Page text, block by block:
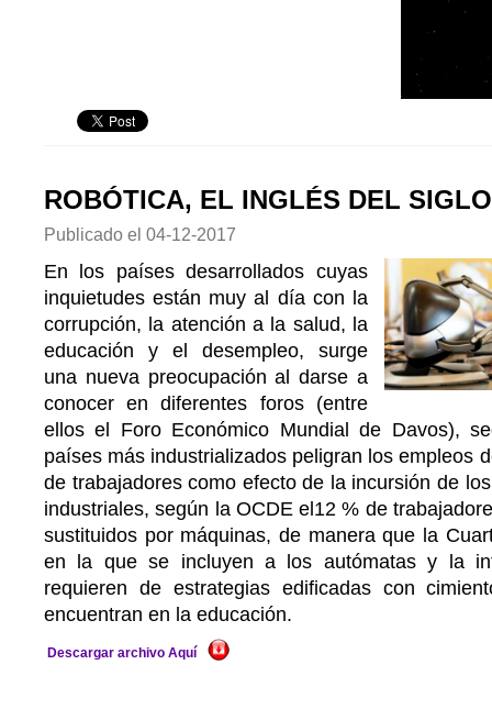
ROBÓTICA, EL INGLÉS DEL
Publicado el 04-12-2017
En los países desarrollados cuyas
inquietudes están muy al día con la
corrupción, la atención a la salud, la
educación y el desempleo, surge
una nueva preocupación al darse a
conocer en diferentes foros (entre
ellos el Foro Económico Mundial de Davos),
países más industrializados peligran los empleos
de trabajadores como efecto de la incursión de
industriales, según la OCDE el12 % de
sustituidos por máquinas, de manera que la
en la que se incluyen a los autómatas y la
requieren de estrategias edificadas con
encuentran en la educación.
Descargar archivo Aquí